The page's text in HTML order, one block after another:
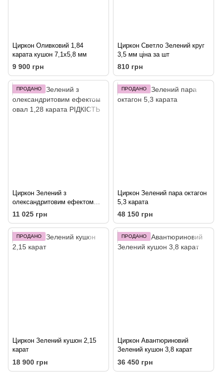
Циркон Оливковий 1,84
карата кушон 7,1х5,8 мм
9 900 грн
Циркон Светло Зелений круг
3,5 мм ціна за шт
810 грн
ПРОДАНО
Циркон Зелений з
олександритовим ефектом
овал 1,28 карата РІДКІСТЬ
11 025 грн
ПРОДАНО
Циркон Зелений пара октагон
5,3 карата
48 150 грн
ПРОДАНО
Циркон Зелений кушон 2,15
карат
18 900 грн
ПРОДАНО
Циркон Авантюриновий
Зелений кушон 3,8 карат
36 450 грн